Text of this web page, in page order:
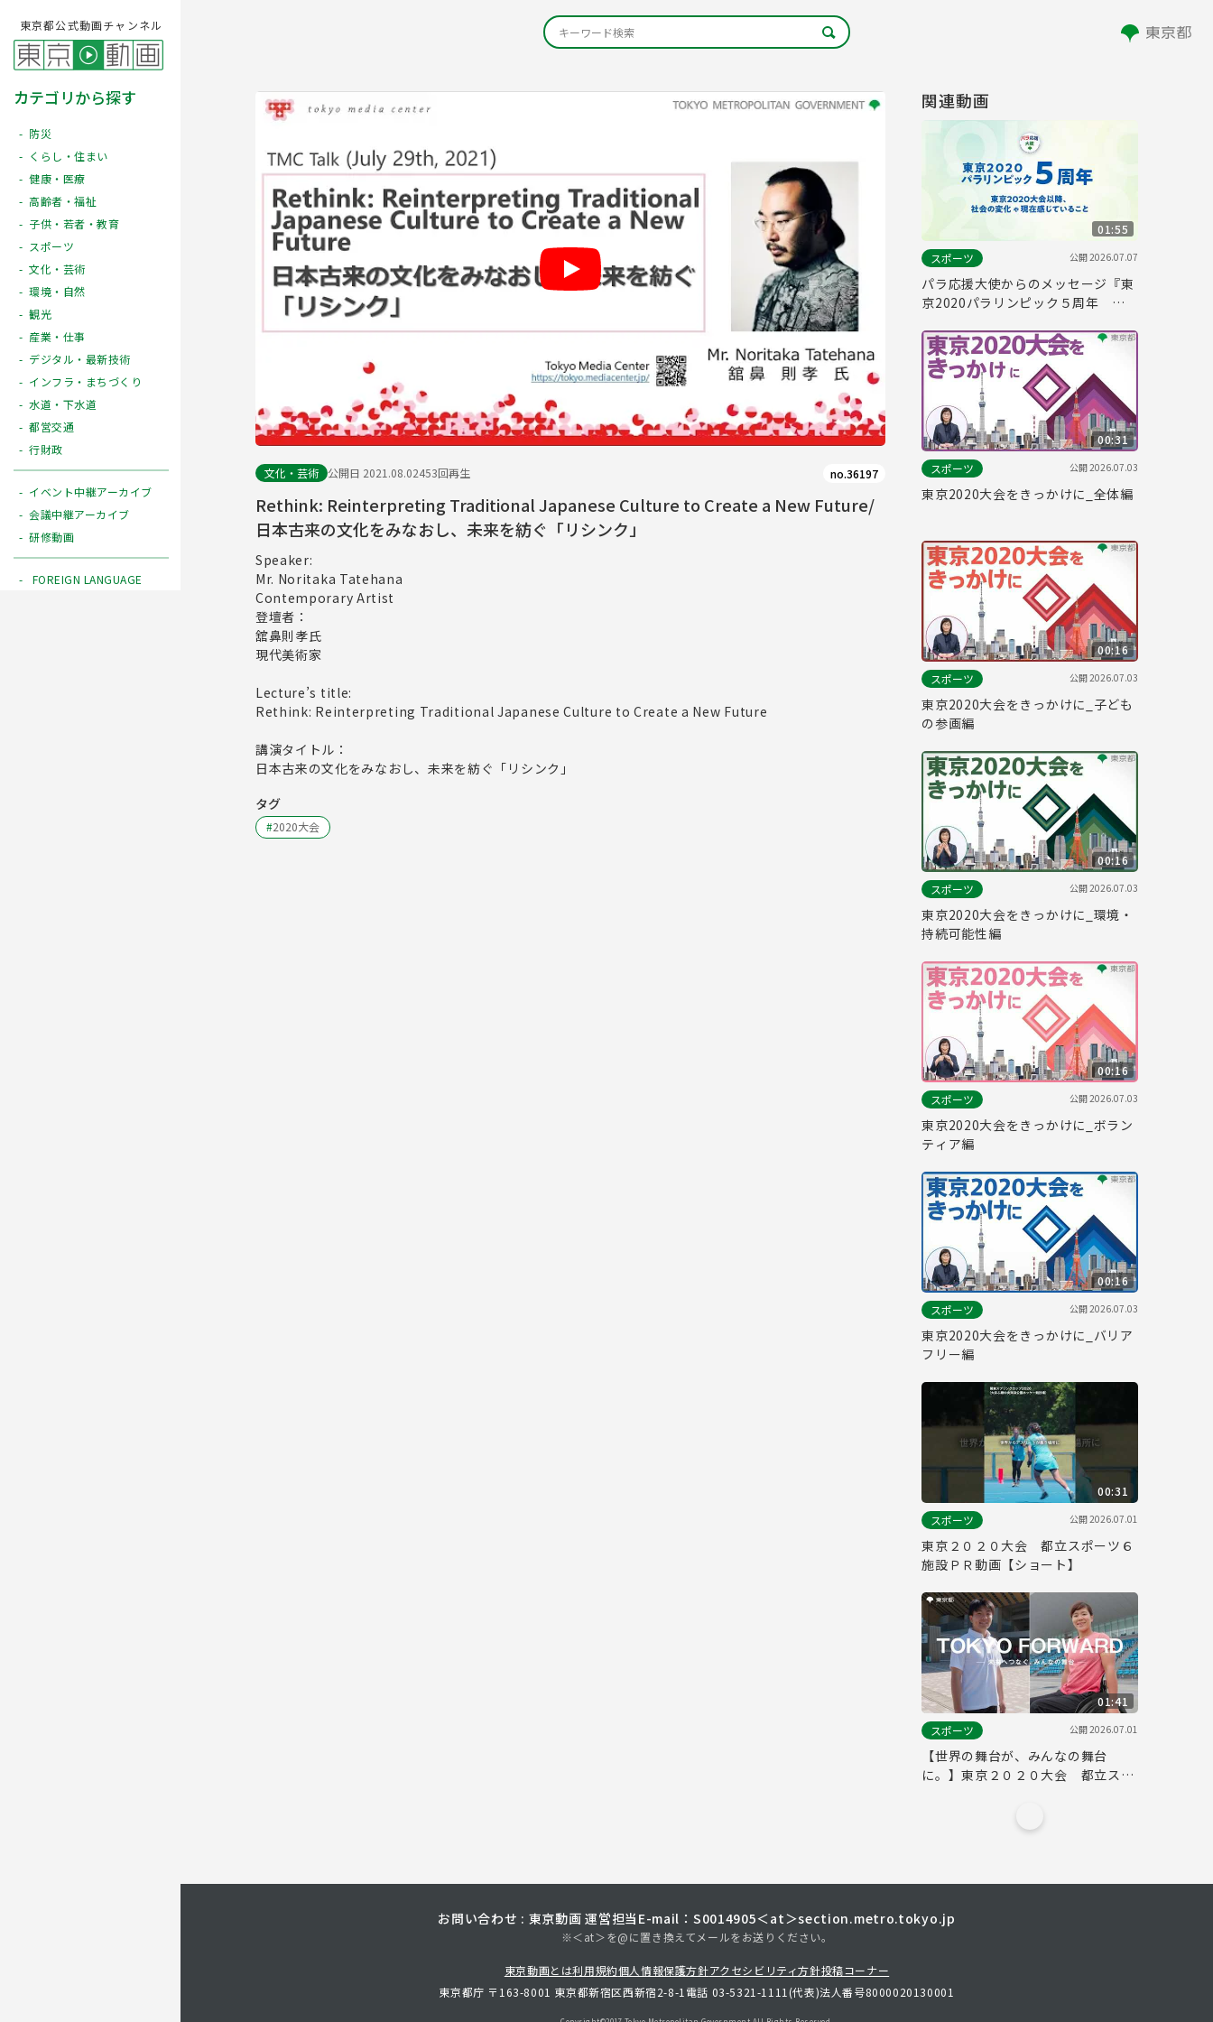
東京都公式動画チャンネル
カテゴリから探す
防災
くらし・住まい
健康・医療
高齢者・福祉
子供・若者・教育
スポーツ
文化・芸術
環境・自然
観光
産業・仕事
デジタル・最新技術
インフラ・まちづくり
水道・下水道
都営交通
行財政
イベント中継アーカイブ
会議中継アーカイブ
研修動画
FOREIGN LANGUAGE
Play
文化・芸術 公開日 2021.08.02453回再生 no.36197
Rethink: Reinterpreting Traditional Japanese Culture to Create a New Future/
日本古来の文化をみなおし、未来を紡ぐ「リシンク」
Speaker:
Mr. Noritaka Tatehana
Contemporary Artist
登壇者：
舘鼻則孝氏
現代美術家
Lecture’s title:
Rethink: Reinterpreting Traditional Japanese Culture to Create a New Future
講演タイトル：
日本古来の文化をみなおし、未来を紡ぐ「リシンク」
タグ
#2020大会
関連動画
01:55
スポーツ
公開2026.07.07
パラ応援大使からのメッセージ『東
京2020パラリンピック５周年 ー
現在感じていることー』
00:31
スポーツ
公開2026.07.03
東京2020大会をきっかけに_全体編
00:16
スポーツ
公開2026.07.03
東京2020大会をきっかけに_子ども
の参画編
00:16
スポーツ
公開2026.07.03
東京2020大会をきっかけに_環境・
持続可能性編
00:16
スポーツ
公開2026.07.03
東京2020大会をきっかけに_ボラン
ティア編
00:16
スポーツ
公開2026.07.03
東京2020大会をきっかけに_バリア
フリー編
00:31
スポーツ
公開2026.07.01
東京２０２０大会 都立スポーツ６
施設ＰＲ動画【ショート】
01:41
スポーツ
公開2026.07.01
【世界の舞台が、みんなの舞台
に。】東京２０２０大会 都立スポ
お問い合わせ : 東京動画 運営担当 E-mail：S0014905＜at＞section.metro.tokyo.jp
※＜at＞を@に置き換えてメールをお送りください。
東京動画とは利用規約個人情報保護方針アクセシビリティ方針投稿コーナー
東京都庁 〒163-8001 東京都新宿区西新宿2-8-1 電話 03-5321-1111(代表)法人番号8000020130001